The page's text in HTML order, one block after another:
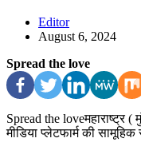
Editor
August 6, 2024
Spread the love
Spread the loveमहाराष्ट्र (
मीडिया प्लेटफार्म की